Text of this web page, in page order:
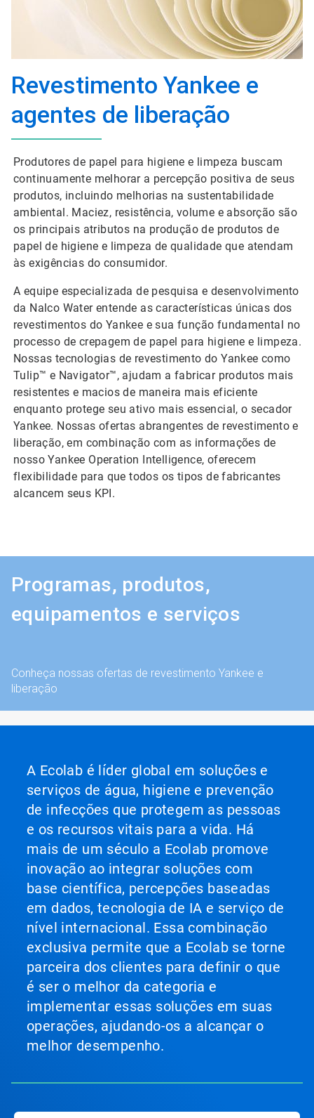
Revestimento Yankee e
agentes de liberação
Produtores de papel para higiene e limpeza buscam
continuamente melhorar a percepção positiva de seus
produtos, incluindo melhorias na sustentabilidade
ambiental. Maciez, resistência, volume e absorção são
os principais atributos na produção de produtos de
papel de higiene e limpeza de qualidade que atendam
às exigências do consumidor.
A equipe especializada de pesquisa e desenvolvimento
da Nalco Water entende as características únicas dos
revestimentos do Yankee e sua função fundamental no
processo de crepagem de papel para higiene e limpeza.
Nossas tecnologias de revestimento do Yankee como
Tulip™ e Navigator™, ajudam a fabricar produtos mais
resistentes e macios de maneira mais eficiente
enquanto protege seu ativo mais essencial, o secador
Yankee. Nossas ofertas abrangentes de revestimento e
liberação, em combinação com as informações de
nosso Yankee Operation Intelligence, oferecem
flexibilidade para que todos os tipos de fabricantes
alcancem seus KPI.
Programas, produtos,
equipamentos e serviços
Conheça nossas ofertas de revestimento Yankee e
liberação
A Ecolab é líder global em soluções e
serviços de água, higiene e prevenção
de infecções que protegem as pessoas
e os recursos vitais para a vida. Há
mais de um século a Ecolab promove
inovação ao integrar soluções com
base científica, percepções baseadas
em dados, tecnologia de IA e serviço de
nível internacional. Essa combinação
exclusiva permite que a Ecolab se torne
parceira dos clientes para definir o que
é ser o melhor da categoria e
implementar essas soluções em suas
operações, ajudando-os a alcançar o
melhor desempenho.